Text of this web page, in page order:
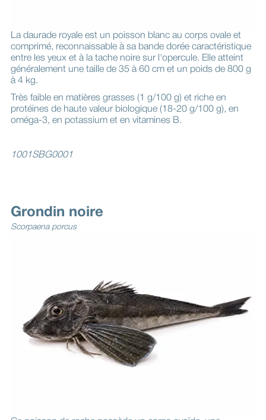
La daurade royale est un poisson blanc au corps ovale et
comprimé, reconnaissable à sa bande dorée caractéristique
entre les yeux et à la tache noire sur l'opercule. Elle atteint
généralement une taille de 35 à 60 cm et un poids de 800 g
à 4 kg.
Très faible en matières grasses (1 g/100 g) et riche en
protéines de haute valeur biologique (18-20 g/100 g), en
oméga-3, en potassium et en vitamines B.
1001SBG0001
Grondin noire
Scorpaena porcus